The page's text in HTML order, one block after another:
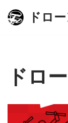
コ
ン
ドロ
ドロ